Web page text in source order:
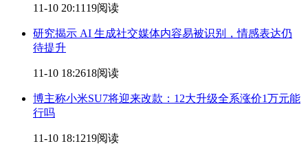
11-10 20:11 19阅读
研究揭示 AI 生成社交媒体内容易被识别，情感表达仍
待提升
11-10 18:2618阅读
博主称小米SU7将迎来改款：12大升级全系涨价1万元能
行吗
11-10 18:1219阅读